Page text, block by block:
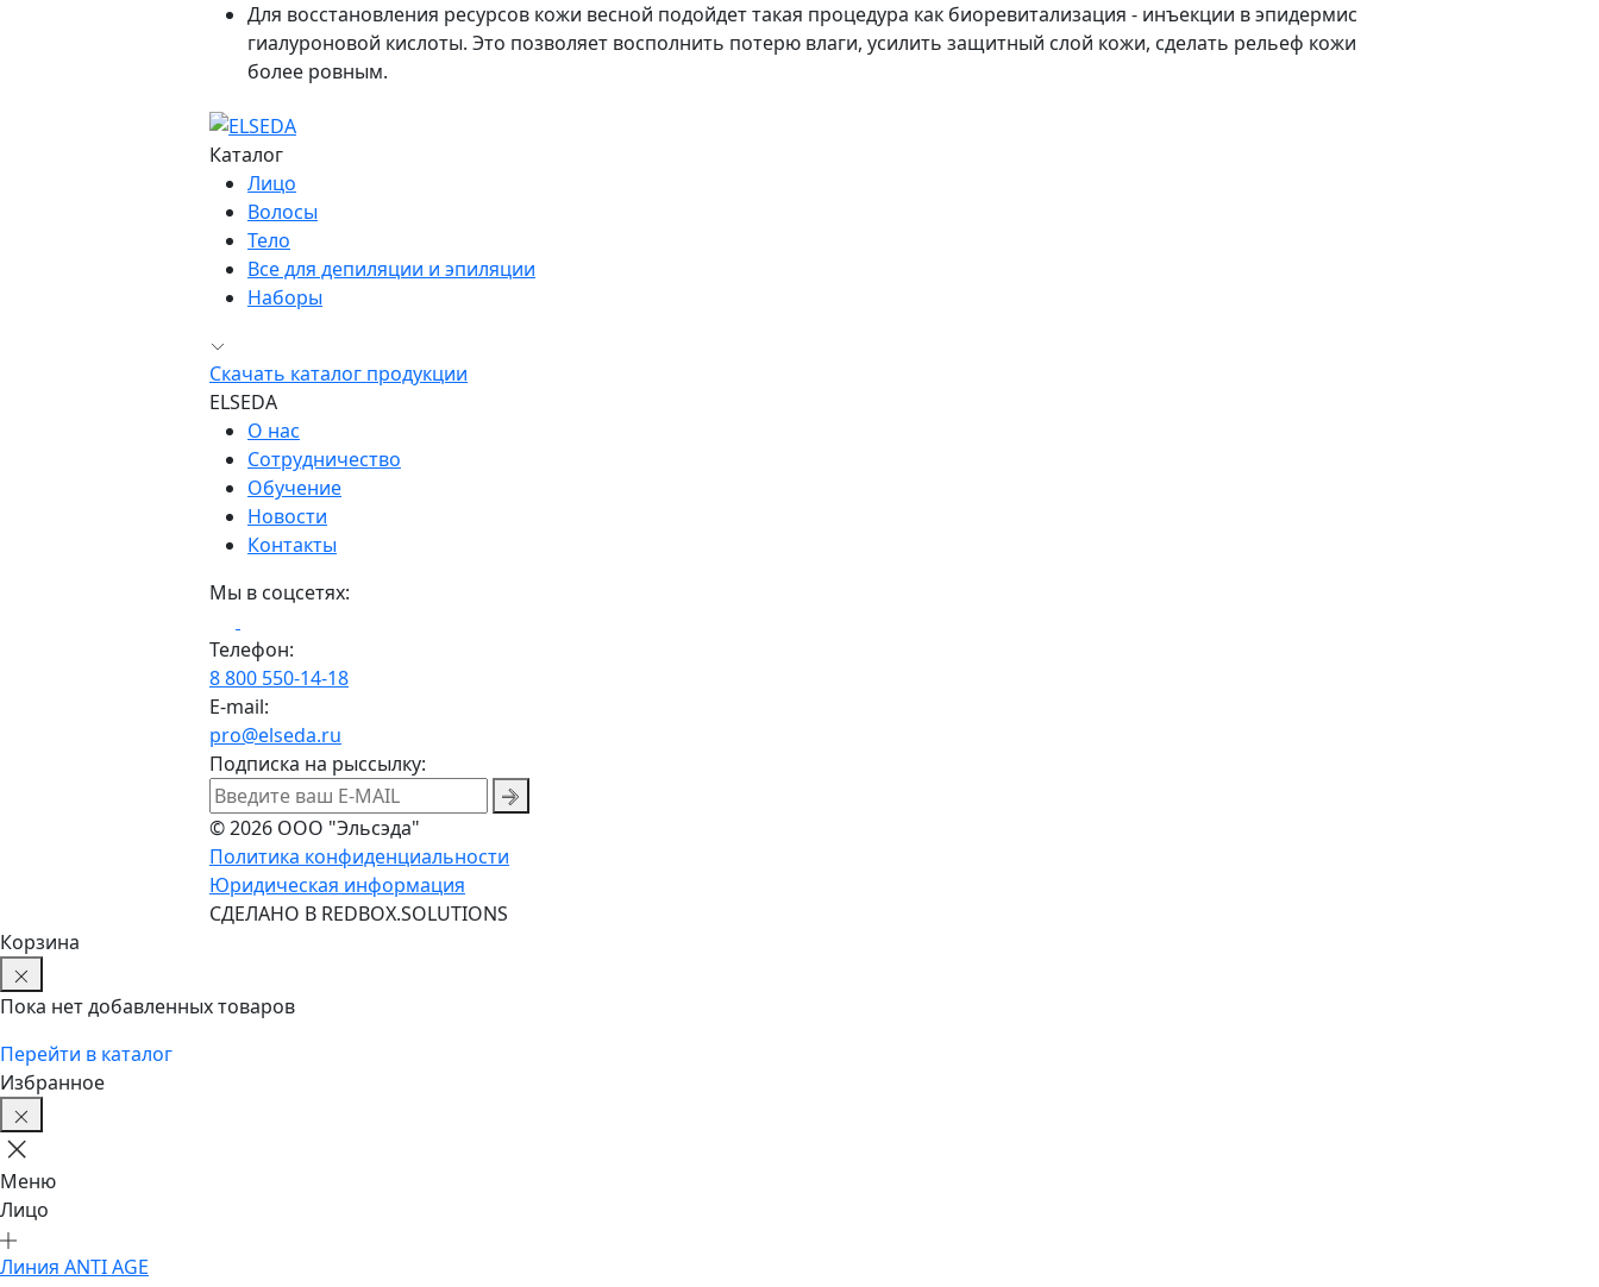
Для восстановления ресурсов кожи весной подойдет такая процедура как биоревитализация - инъекции в эпидермис
гиалуроновой кислоты. Это позволяет восполнить потерю влаги, усилить защитный слой кожи, сделать рельеф кожи
более ровным.
Каталог
Лицо
Волосы
Тело
Все для депиляции и эпиляции
Наборы
Скачать каталог продукции
ELSEDA
О нас
Сотрудничество
Обучение
Новости
Контакты
Мы в соцсетях:
Телефон:
8 800 550-14-18
E-mail:
pro@elseda.ru
Подписка на рыссылку:
© 2026 ООО "Эльсэда"
Политика конфиденциальности
Юридическая информация
CДЕЛАНО В REDBOX.SOLUTIONS
Корзина
Пока нет добавленных товаров
Перейти в каталог
Избранное
Меню
Лицо
Линия ANTI AGE